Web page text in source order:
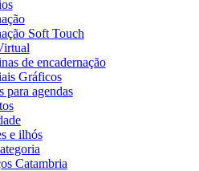
Soft Touch
de encadernação
Gráficos
para agendas
e ilhós
Catambria